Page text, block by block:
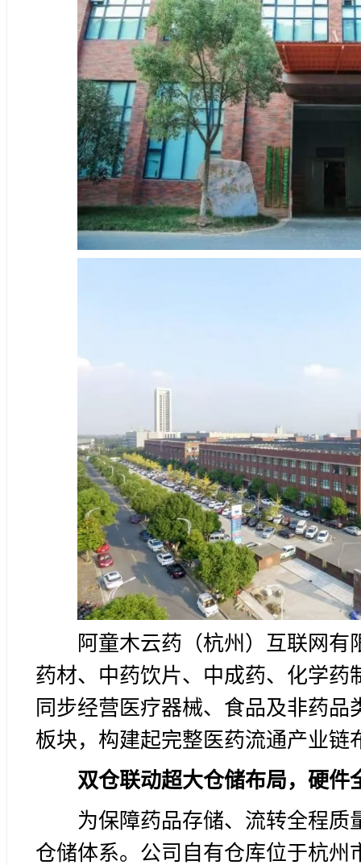
阿童木云药（杭州）互联网有
药材、中药饮片、中成药、化学
同步经营医疗器械、食品及非药
板块，构建起完整医药流通产业链
双仓联动超大仓储布局，硬件
为保障药品存储、流转全程
仓储体系。公司自有仓库位于杭州